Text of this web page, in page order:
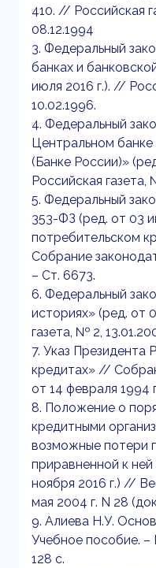
410. // Российская
08.12.1994
3. Федеральный
банках и
июля 2016 г.). //
10.02.1996.
4. Федеральный
Центральном
(Банке России)»
Российская газета,
5. Федеральный
353-ФЗ (ред. от 03
потребительском
Собрание
– Ст. 6673.
6. Федеральный
историях» (ред. от
газета, № 2,
7. Указ
кредитах» //
от 14 февраля 1994
8. Положение о
кредитными
возможные потери
приравненной к
ноября 2016 г.) //
мая 2004 г. N 28
9. Алиева Н.У.
Учебное пособие. –
128 с.